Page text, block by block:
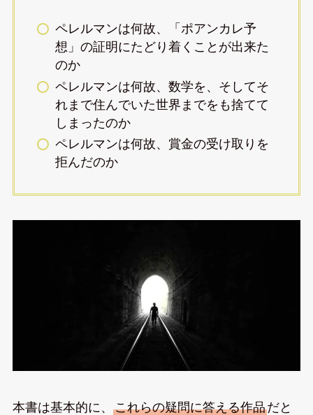
ペレルマンは何故、「ポアンカレ予
想」の証明にたどり着くことが出来た
のか
ペレルマンは何故、数学を、そしてそ
れまで住んでいた世界までをも捨てて
しまったのか
ペレルマンは何故、賞金の受け取りを
拒んだのか
本書は基本的に、 これらの疑問に答える作品だと